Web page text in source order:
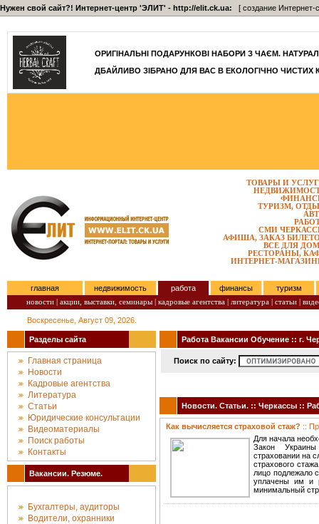
Нужен свой сайт?! Интернет-центр 'ЭЛИТ' - http://elit.ck.ua: [ создание Интернет-
ОРИГІНАЛЬНІ ПОДАРУНКОВІ НАБОРИ З ЧАЄМ.
ДБАЙЛИВО ЗІБРАНО ДЛЯ ВАС В ЕКОЛОГІЧНО ЧИСТИХ
ТОВАРЫ И
ТУРИЗМ,
СМИ
АФИША, ЗАКАЗ
ВСЕ ДЛЯ
РЕСТОРАНЫ,
ИНТЕРНЕТ-
главная недвижимость работа финансы
туризм
новости | акции, выставки, семинары | кадровые агентства | литература | статьи |
Воскресенье, Август 09, 2026.
Разделы сайта
Главная страница
Новости
Кадровые агентства
Литература
Статьи
Юридические консультации
Видеоматериалы
Поиск работы
Контакты
Вакансии. Резюме.
Бухгалтеры, аудиторы
Водители, охранники
Работа Вакансии Обучение :: г.
Поиск по сайту:
Новости. Статьи. :: Черкассы ::
Как вычисляется страховой стаж? ::
Для начала
Закон
страховании на
страхового
лицо подлежало
уплачены им и
минимальный